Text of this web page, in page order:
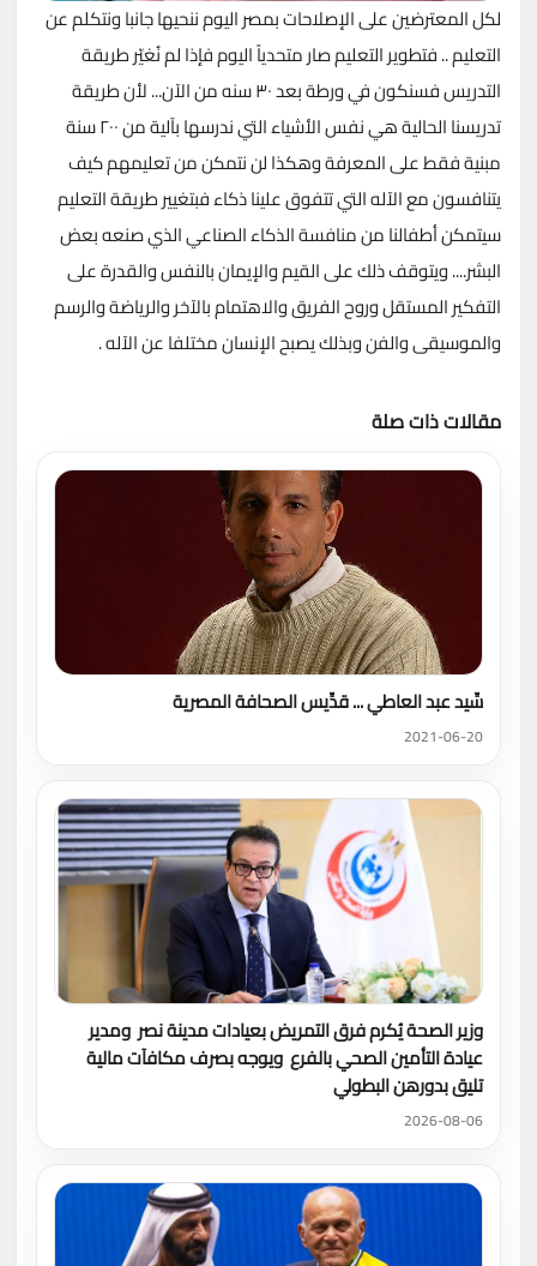
لكل المعترضين على الإصلاحات بمصر اليوم ننحيها جانبا ونتكلم عن
التعليم .. فتطوير التعليم صار متحدياً اليوم فإذا لم نُغيّر طريقة
التدريس فسنكون في ورطة بعد ٣٠ سنه من الآن...
لأن طريقة
تدريسنا الحالية هي نفس الأشياء التي ندرسها بآلية من ٢٠٠ سنة
مبنية فقط على المعرفة وهكذا لن نتمكن من تعليمهم كيف
يتنافسون مع الآله التي تتفوق علينا ذكاء فبتغيير طريقة التعليم
سيتمكن أطفالنا من منافسة الذكاء الصناعي الذي صنعه بعض
البشر.... ويتوقف ذلك على القيم والإيمان بالنفس والقدرة على
التفكير المستقل وروح الفريق والاهتمام بالآخر والرياضة والرسم
والموسيقى والفن وبذلك يصبح الإنسان مختلفا عن الآله .
مقالات ذات صلة
سِّيد عبد العاطي ... قدِّيس الصحافة المصرية
2021-06-20
وزير الصحة يُكرم فرق التمريض بعيادات مدينة نصر ومدير
عيادة التأمين الصحي بالفرع ويوجه بصرف مكافآت مالية
تليق بدورهن البطولي
2026-08-06